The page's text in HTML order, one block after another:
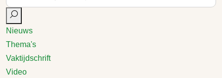
Nieuws
Thema's
Vaktijdschrift
Video